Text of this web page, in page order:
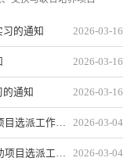
2026-03-16
的通知
2026-03-16
2026-03-16
通知
2026-03-04
工作的通知
2026-03-04
工作的通知